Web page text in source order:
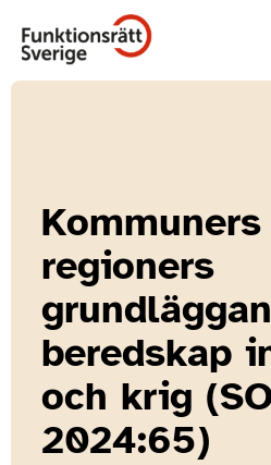
regioners
beredskap
och krig
2024:65)